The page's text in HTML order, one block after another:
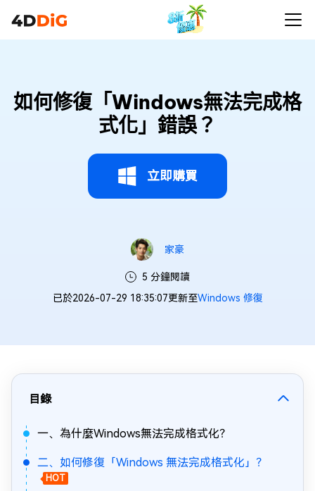
如何修復「Windows無法完成格
式化」錯誤？
立即購買
家豪
5 分鐘閱讀
已於2026-07-29 18:35:07更新至Windows 修復
目錄
一、為什麼Windows無法完成格式化？
二、如何修復「Windows 無法完成格式化」？
HOT